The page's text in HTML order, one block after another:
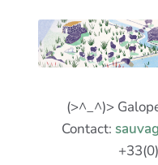
(>^_^)>
Contact: